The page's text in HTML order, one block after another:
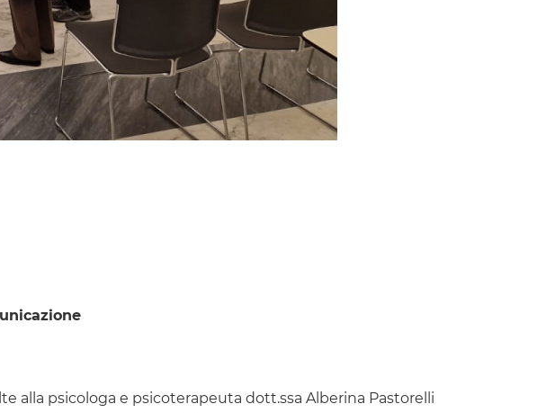
alla psicologa e psicoterapeuta dott.ssa Alberina Pastorelli